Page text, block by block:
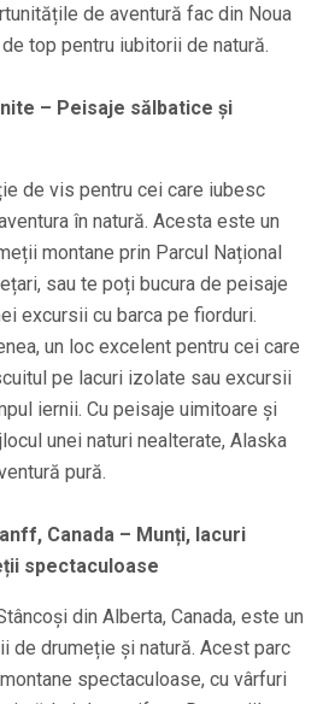
de aventură fac din Noua
top pentru iubitorii de natură.
– Peisaje sălbatice și
de vis pentru cei care iubesc
în natură. Acesta este un
montane prin Parcul Național
sau te poți bucura de peisaje
excursii cu barca pe fiorduri.
un loc excelent pentru cei care
pe lacuri izolate sau excursii
iernii. Cu peisaje uimitoare și
unei naturi nealterate, Alaska
pură.
Canada – Munți, lacuri
spectaculoase
din Alberta, Canada, este un
de drumeție și natură. Acest parc
spectaculoase, cu vârfuri